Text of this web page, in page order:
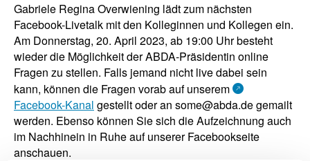
Gabriele Regina Overwiening lädt zum nächsten
Facebook-Livetalk mit den Kolleginnen und Kollegen ein.
Am Donnerstag, 20. April 2023, ab 19:00 Uhr besteht
wieder die Möglichkeit der ABDA-Präsidentin online
Fragen zu stellen. Falls jemand nicht live dabei sein
kann, können die Fragen vorab auf unserem
Facebook-Kanal gestellt oder an some@abda.de gemailt
werden. Ebenso können Sie sich die Aufzeichnung auch
im Nachhinein in Ruhe auf unserer Facebookseite
anschauen.